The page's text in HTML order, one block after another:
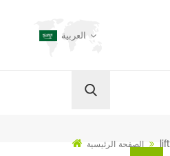
العربية
الصفحة الرئيسية lift